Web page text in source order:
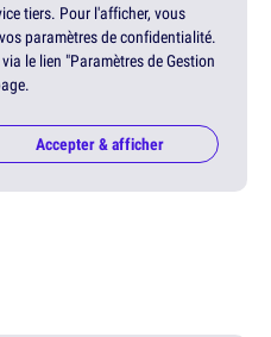
tiers. Pour l'afficher, vous
paramètres de confidentialité.
le lien "Paramètres de Gestion
Accepter & afficher